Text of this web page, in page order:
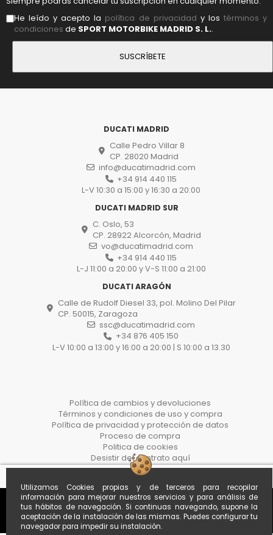
Utilizamos Cookies propias y de terceros para recopilar
información para mejorar nuestros servicios y para análisis de
tus hábitos de navegación. Si continuas navegando, supone la
aceptación de la instalación de las mismas. Puedes configurar tu
navegador para impedir su instalación.
He leído y acepto la política de privacidad y lostérminos y
condiciones de SPORT MOTORBIKE MADRID S. L..
DUCATI MADRID
Calle Pedro Villar 8
CP. 28020 Madrid
info@ducatimadrid.com
+34 914 440 115
L-V 10:30 a 15:00 y 16:30 a 20:00
DUCATI MADRID SUR
C. Oslo, 53
CP. 28922 Alcorcón, Madrid
vo@ducatimadrid.com
+34 914 440 115
L-J 11:00 a 20:00 y V-S 11:00 a 21:00
DUCATI ARAGÓN
Calle de Rudolf Diesel 33, pol. Molino Del Pilar
CP. 50015, Zaragoza
ssc@ducatimadrid.com
+34 876 405 150
L-V 10:00 a 13:00 y 16:00 a 20:00 | S 10:00 a 13.30
Política de cambios y devoluciones
Términos y condiciones de uso y compra
Política de privacidad y protección de datos
Proceso de compra
Politica de cookies
Desistir del contrato aquí